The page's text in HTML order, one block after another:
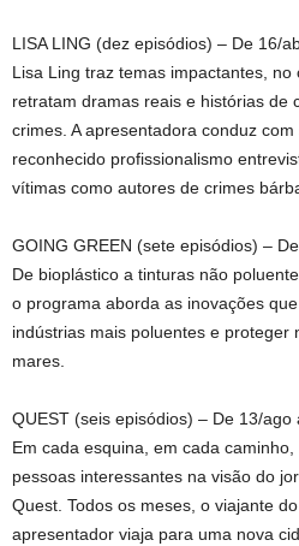
LISA LING (dez episódios) – De 16/
Lisa Ling traz temas impactantes,
retratam dramas reais e histórias de
crimes. A apresentadora conduz
reconhecido profissionalismo
vítimas como autores de crimes
GOING GREEN (sete episódios) –
De bioplástico a tinturas não
o programa aborda as inovações
indústrias mais poluentes e proteger
mares.
QUEST (seis episódios) – De 13/ago
Em cada esquina, em cada
pessoas interessantes na visão do
Quest. Todos os meses, o viajante
apresentador viaja para uma nova